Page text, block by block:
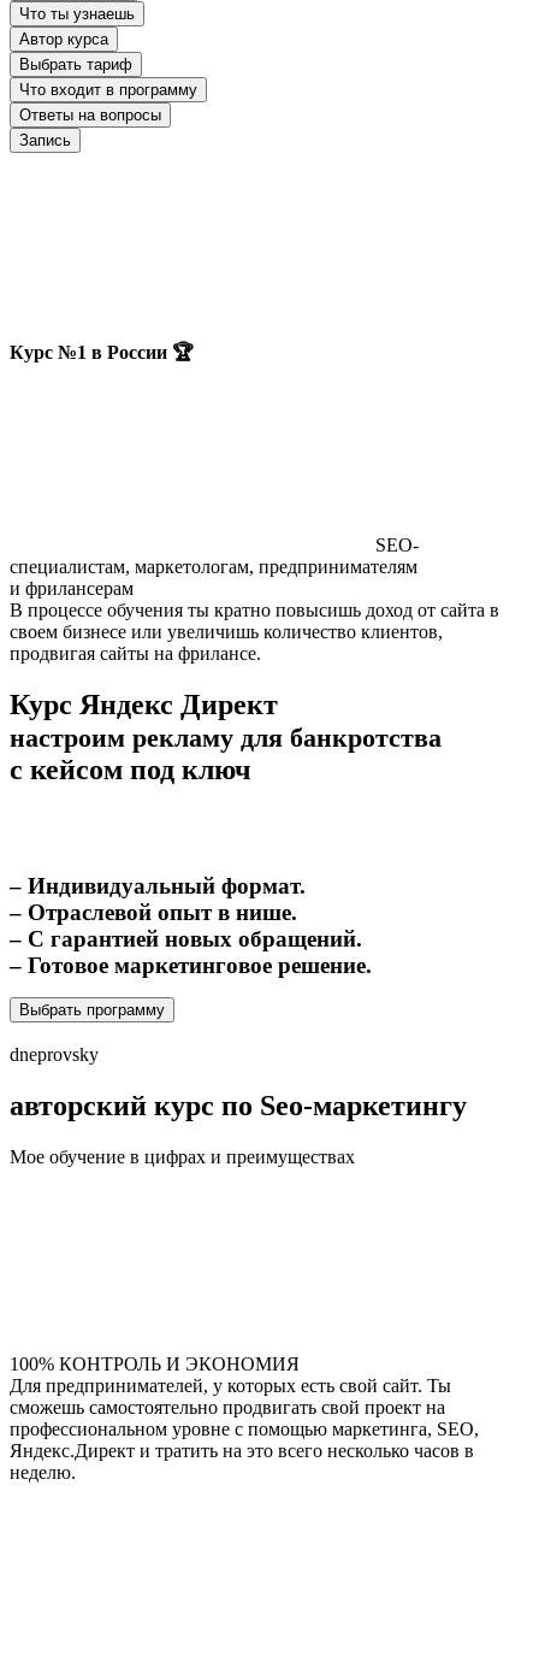
Что ты узнаешь
Автор курса
Выбрать тариф
Что входит в программу
Ответы на вопросы
Запись
Курс №1 в России 🏆
SEO-
специалистам, маркетологам, предпринимателям
и фрилансерам
В процессе обучения ты кратно повысишь доход от сайта в
своем бизнесе или увеличишь количество клиентов,
продвигая сайты на фрилансе.
Курс Яндекс Директ
настроим рекламу для банкротства
с кейсом под ключ
– Индивидуальный формат.
– Отраслевой опыт в нише.
– С гарантией новых обращений.
– Готовое маркетинговое решение.
Выбрать программу
dneprovsky
авторский курс по Seo-маркетингу
Мое обучение в цифрах и преимуществах
100% КОНТРОЛЬ И ЭКОНОМИЯ
Для предпринимателей, у которых есть свой сайт. Ты
сможешь самостоятельно продвигать свой проект на
профессиональном уровне с помощью маркетинга, SEO,
Яндекс.Директ и тратить на это всего несколько часов в
неделю.